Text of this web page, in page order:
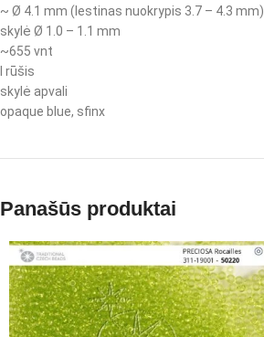
~ Ø 4.1 mm (lestinas nuokrypis 3.7 – 4.3 mm)
skylė Ø 1.0 – 1.1 mm
~655 vnt
I rūšis
skylė apvali
opaque blue, sfinx
Panašūs produktai